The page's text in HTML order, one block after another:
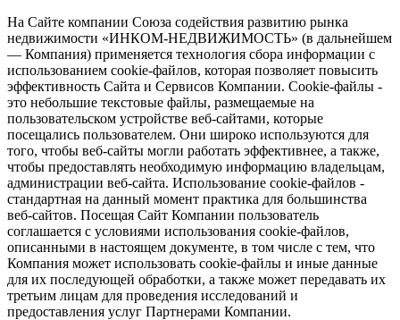
На Сайте компании Союза содействия развитию рынка
недвижимости «ИНКОМ-НЕДВИЖИМОСТЬ» (в дальнейшем
— Компания) применяется технология сбора информации с
использованием cookie-файлов, которая позволяет повысить
эффективность Сайта и Сервисов Компании. Сookie-файлы -
это небольшие текстовые файлы, размещаемые на
пользовательском устройстве веб-сайтами, которые
посещались пользователем. Они широко используются для
того, чтобы веб-сайты могли работать эффективнее, а также,
чтобы предоставлять необходимую информацию владельцам,
администрации веб-сайта. Использование cookie-файлов -
стандартная на данный момент практика для большинства
веб-сайтов. Посещая Сайт Компании пользователь
соглашается с условиями использования cookie-файлов,
описанными в настоящем документе, в том числе с тем, что
Компания может использовать cookie-файлы и иные данные
для их последующей обработки, а также может передавать их
третьим лицам для проведения исследований и
предоставления услуг Партнерами Компании.